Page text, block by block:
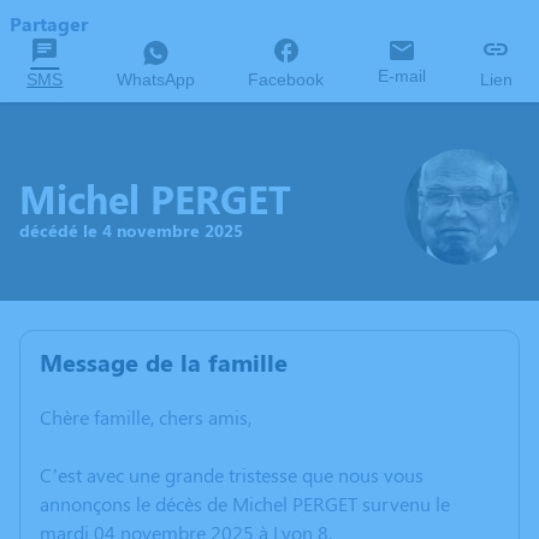
Partager
SMS WhatsApp Facebook E-mail Lien
Michel PERGET
décédé le 4 novembre 2025
Message de la famille
Chère famille, chers amis,
C’est avec une grande tristesse que nous vous
annonçons le décès de Michel PERGET survenu le
mardi 04 novembre 2025 à Lyon 8.